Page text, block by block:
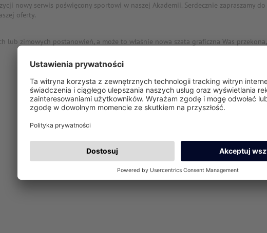
nowy serwis poświęcony sportowi w naszej Akademii. Serdecznie zapraszamy do
oferty.
lub zimowych postanowień, a może to właśnie nowa szata graficzna Was przekona,